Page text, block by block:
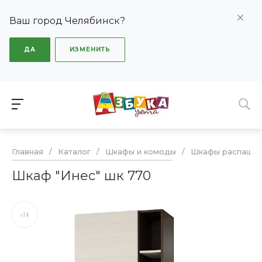
Ваш город Челябинск?
ДА ИЗМЕНИТЬ
Главная / Каталог / Шкафы и комоды / Шкафы
Шкаф "Инес" шк 770